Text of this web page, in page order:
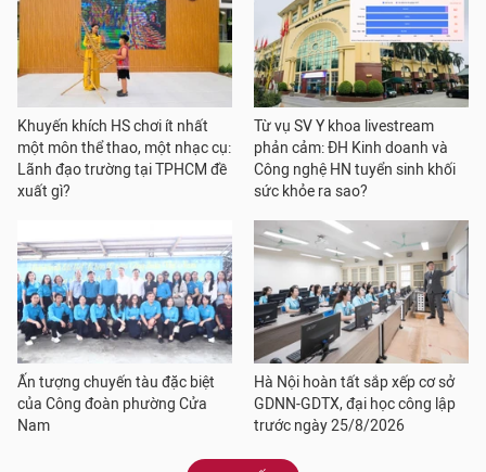
Khuyến khích HS chơi ít nhất
một môn thể thao, một nhạc cụ:
Lãnh đạo trường tại TPHCM đề
xuất gì?
Từ vụ SV Y khoa livestream
phản cảm: ĐH Kinh doanh và
Công nghệ HN tuyển sinh khối
sức khỏe ra sao?
Ấn tượng chuyến tàu đặc biệt
của Công đoàn phường Cửa
Nam
Hà Nội hoàn tất sắp xếp cơ sở
GDNN-GDTX, đại học công lập
trước ngày 25/8/2026